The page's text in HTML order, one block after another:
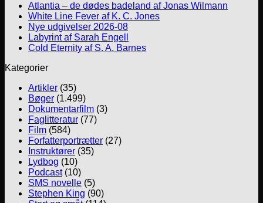
Atlantia – de dødes badeland af Jonas Wilmann
White Line Fever af K. C. Jones
Nye udgivelser 2026-08
Labyrint af Sarah Engell
Cold Eternity af S. A. Barnes
Kategorier
Artikler (35)
Bøger (1.499)
Dokumentarfilm (3)
Faglitteratur (77)
Film (584)
Forfatterportrætter (27)
Instruktører (35)
Lydbog (10)
Podcast(10)
SMS novelle (5)
Stephen King (90)